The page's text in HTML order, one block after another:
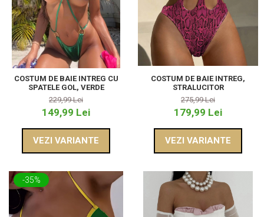
COSTUM DE BAIE INTREG CU
SPATELE GOL, VERDE
229,99 Lei
149,99 Lei
VEZI VARIANTE
COSTUM DE BAIE INTREG,
STRALUCITOR
275,99 Lei
179,99 Lei
VEZI VARIANTE
-35%